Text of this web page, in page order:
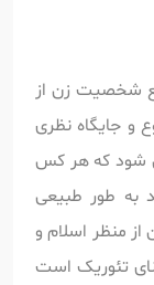
شخصیت زن از
و جایگاه نظری
شود که هر کس
به طور طبیعی
منظر اسلام و
تئوریک است